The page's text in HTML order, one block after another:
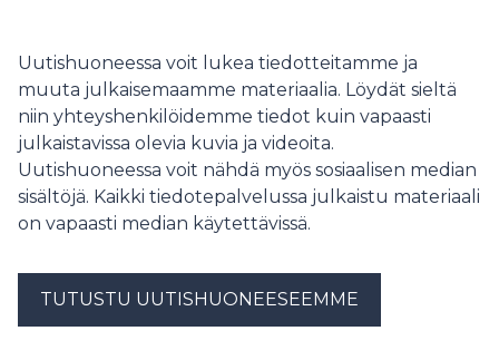
Uutishuoneessa voit lukea tiedotteitamme ja
muuta julkaisemaamme materiaalia. Löydät sieltä
niin yhteyshenkilöidemme tiedot kuin vapaasti
julkaistavissa olevia kuvia ja videoita.
Uutishuoneessa voit nähdä myös sosiaalisen median
sisältöjä. Kaikki tiedotepalvelussa julkaistu materiaali
on vapaasti median käytettävissä.
TUTUSTU UUTISHUONEESEEMME